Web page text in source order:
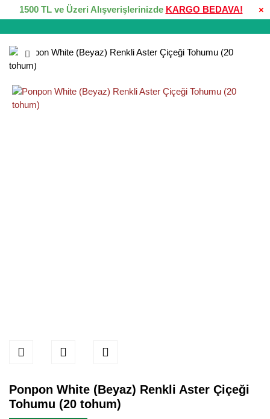
×
1500 TL ve Üzeri Alışverişlerinizde KARGO BEDAVA!
Ponpon White (Beyaz) Renkli Aster Çiçeği
Tohumu (20 tohum)